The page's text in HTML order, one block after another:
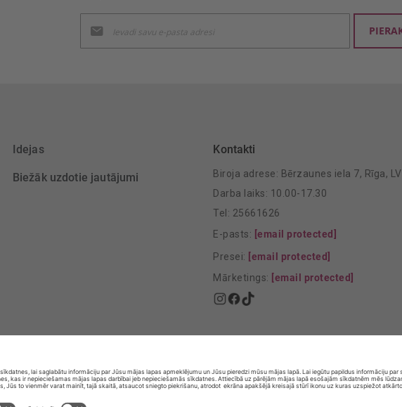
jaunumu
saņemšanai:
Idejas
Biežāk uzdotie jautājumi
Kontakti
Biroja adrese: Bērzaunes iela 7, Rīga,
Darba laiks: 10.00-17.30
Tel: 25661626
E-pasts: [email protected]
Presei: [email protected]
Mārketings: [email protected]